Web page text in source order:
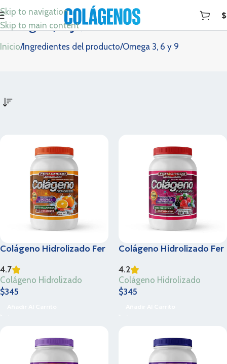
Skip to navigation
Skip to main content
$
Omega 3, 6 y 9
Inicio Ingredientes del producto Omega 3, 6 y 9
Colágeno Hidrolizado Fer
4.7
Colágeno Hidrolizado
$345
Colágeno Hidrolizado Fer
1.1 Kg
4.2
Colágeno Hidrolizado
$345